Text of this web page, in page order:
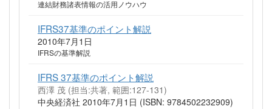
連結財務諸表情報の活用ノウハウ
IFRS37基準のポイント解説
2010年7月1日
IFRSの基準解説
IFRS 37基準のポイント解説
西澤 茂 (担当:共著, 範囲:127-131)
中央経済社 2010年7月1日 (ISBN: 9784502232909)